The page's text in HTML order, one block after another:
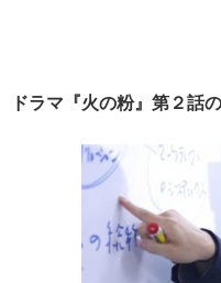
ドラマ『火の粉』第２話